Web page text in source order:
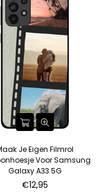
Je Eigen Filmrol
Voor Samsung
Galaxy A33 5G
€12,95